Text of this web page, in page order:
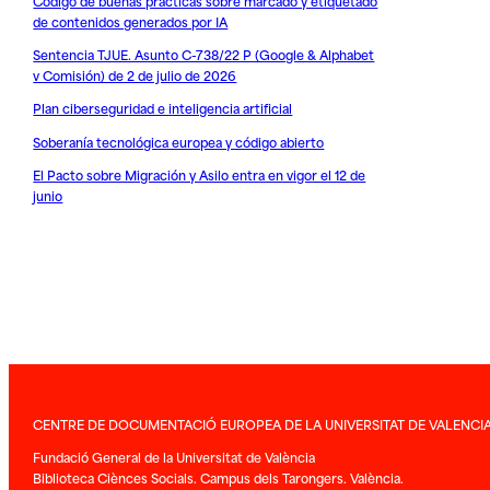
de contenidos generados por IA
Sentencia TJUE. Asunto C-738/22 P (Google & Alphabet
v Comisión) de 2 de julio de 2026
Plan ciberseguridad e inteligencia artificial
Soberanía tecnológica europea y código abierto
El Pacto sobre Migración y Asilo entra en vigor el 12 de
junio
CENTRE DE DOCUMENTACIÓ EUROPEA DE LA UNIVERSITAT DE
Fundació General de la Universitat de València
Biblioteca Ciènces Socials. Campus dels Tarongers. València.